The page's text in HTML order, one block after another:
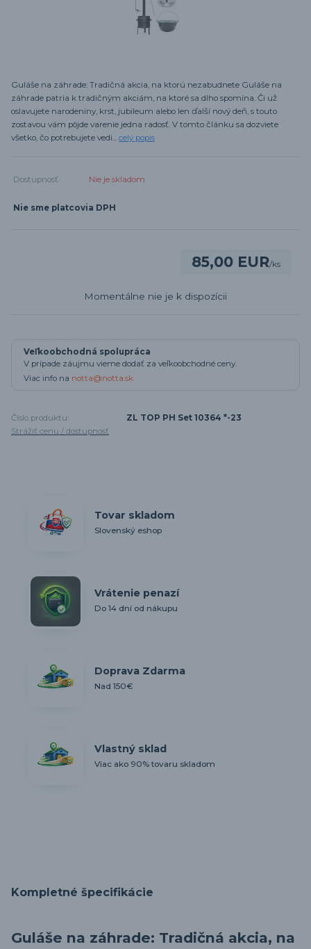
Guláše na záhrade: Tradičná akcia, na ktorú nezabudnete Guláše na
záhrade patria k tradičným akciám, na ktoré sa dlho spomína. Či už
oslavujete narodeniny, krst, jubileum alebo len ďalší nový deň, s touto
zostavou vám pôjde varenie jedna radosť. V tomto článku sa dozviete
všetko, čo potrebujete vedi... celý popis
Dostupnosť Nie je skladom
Nie sme platcovia DPH
85,00 EUR/ks
Momentálne nie je k dispozícii
Veľkoobchodná spolupráca
V prípade záujmu vieme dodať za veľkoobchodné ceny.
Viac info na notta@notta.sk
Číslo produktu:
ZL TOP PH Set 10364 *-23
Strážiť cenu / dostupnosť
Tovar skladom
Slovenský eshop
Vrátenie penazí
Do 14 dní od nákupu
Doprava Zdarma
Nad 150€
Vlastný sklad
Viac ako 90% tovaru skladom
Kompletné špecifikácie
Guláše na záhrade: Tradičná akcia, na